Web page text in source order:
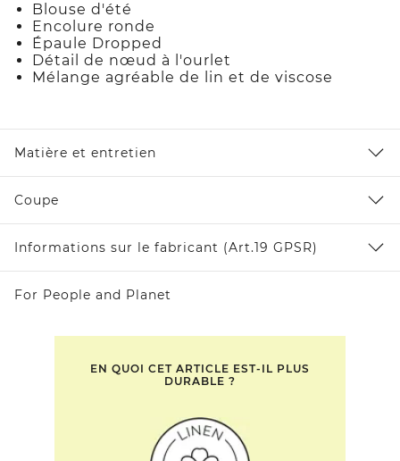
Blouse d'été
Encolure ronde
Épaule Dropped
Détail de nœud à l'ourlet
Mélange agréable de lin et de viscose
Matière et entretien
Coupe
Informations sur le fabricant (Art.19 GPSR)
For People and Planet
EN QUOI CET ARTICLE EST-IL PLUS
DURABLE ?